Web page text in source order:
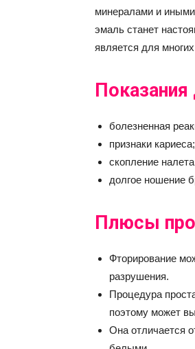
минералами и
эмаль станет
является для
болезненная
признаки кариеса;
скопление
долгое ношение
Плюсы
Фторирование
разрушения.
Процедура
поэтому может
Она отличается